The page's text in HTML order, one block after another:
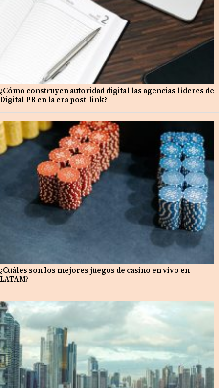
¿Cómo construyen autoridad digital las agencias líderes de
Digital PR en la era post-link?
¿Cuáles son los mejores juegos de casino en vivo en
LATAM?